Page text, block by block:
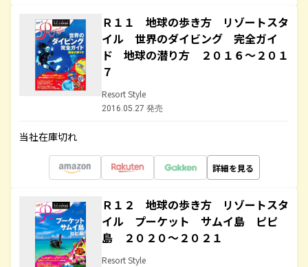
Ｒ１１ 地球の歩き方 リゾートスタ
イル 世界のダイビング 完全ガイ
ド 地球の潜り方 ２０１６～２０１
７
Resort Style
2016.05.27 発売
当社在庫切れ
詳細を見る
Ｒ１２ 地球の歩き方 リゾートスタ
イル プーケット サムイ島 ピピ
島 ２０２０～２０２１
Resort Style